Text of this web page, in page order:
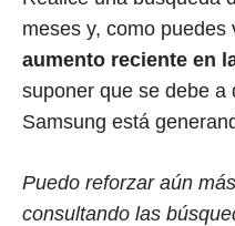
meses y, como puedes
aumento reciente en
suponer que se debe a
Samsung está
Puedo reforzar aún
consultando las